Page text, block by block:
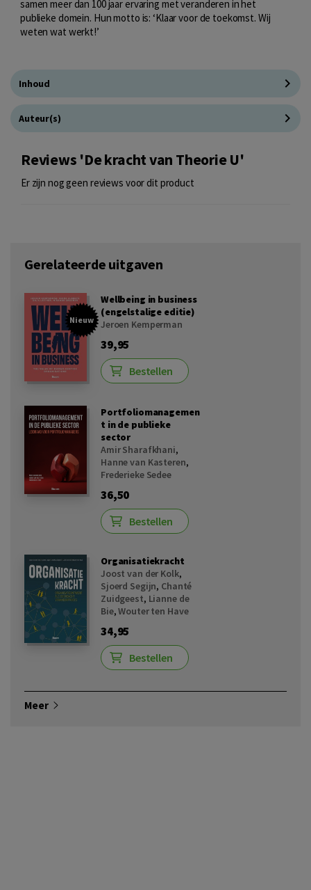
samen meer dan 100 jaar ervaring met veranderen in het
publieke domein. Hun motto is: ‘Klaar voor de toekomst. Wij
weten wat werkt!’
Inhoud
Auteur(s)
Reviews 'De kracht van Theorie U'
Er zijn nog geen reviews voor dit product
Gerelateerde uitgaven
Nieuw
Wellbeing in business
(engelstalige editie)
Jeroen Kemperman
39,95
Bestellen
Portfoliomanagemen
t in de publieke
sector
Amir Sharafkhani,
Hanne van Kasteren,
Frederieke Sedee
36,50
Bestellen
Organisatiekracht
Joost van der Kolk,
Sjoerd Segijn, Chanté
Zuidgeest, Lianne de
Bie,Wouter ten Have
34,95
Bestellen
Meer